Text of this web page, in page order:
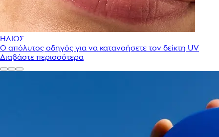
ΗΛΙΟΣ
Ο απόλυτος οδηγός για να κατανοήσετε τον δείκτη UV
Διαβάστε περισσότερα